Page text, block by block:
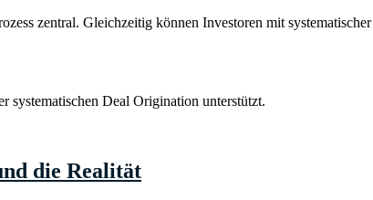
zentral. Gleichzeitig können Investoren mit systematischer
systematischen Deal Origination unterstützt.
die Realität